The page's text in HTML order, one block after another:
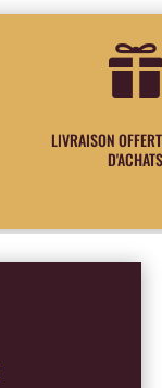

LIVRAISON
D'ACHATS